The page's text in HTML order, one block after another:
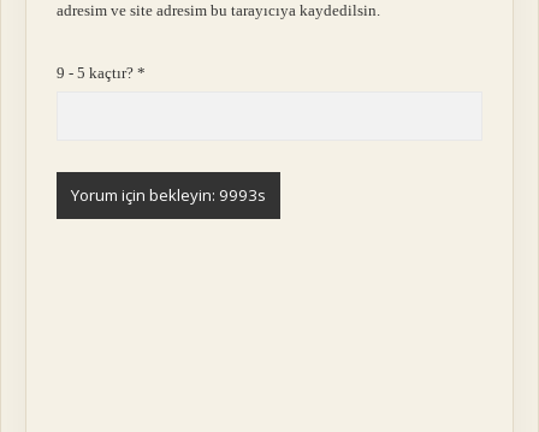
adresim ve site adresim bu tarayıcıya kaydedilsin.
9 - 5 kaçtır?*